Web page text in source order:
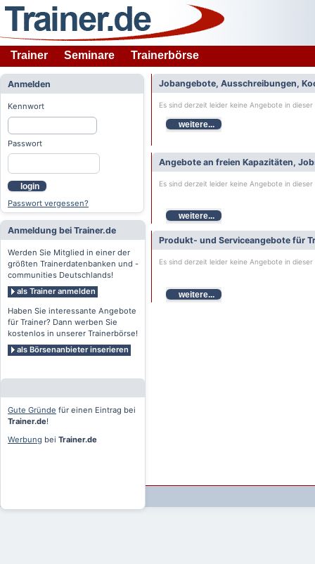
Trainer Seminare Trainerbörse
Anmelden
Kennwort
Passwort
login
Passwort vergessen?
Anmeldung bei Trainer.de
Werden Sie Mitglied in einer der
größten Trainerdatenbanken und -
communities Deutschlands!
als Trainer anmelden
Haben Sie interessante Angebote
für Trainer? Dann werben Sie
kostenlos in unserer Trainerbörse!
als Börsenanbieter inserieren
Gute Gründe für einen Eintrag bei
Trainer.de!
Werbung bei Trainer.de
Jobangebote, Ausschreibungen,
Es sind derzeit leider keine Angebote in
weitere...
Angebote an freien Kapazitäten,
Es sind derzeit leider keine Angebote in
weitere...
Produkt- und Serviceangebote für
Es sind derzeit leider keine Angebote in
weitere...